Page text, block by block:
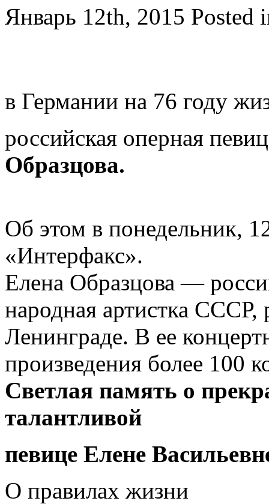
Январь 12th, 2015 Posted
в Германии на 76 году
российская оперная
Образцова.
Об этом в понедельник,
«Интерфакс».
Елена Образцова —
народная артистка СССР,
Ленинграде. В ее
произведения более 100
Светлая память о
талантливой
певице Елене
О правилах жизни